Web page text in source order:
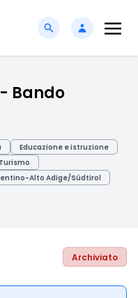
Bando
Educazione e istruzione
Turismo
Alto Adige/Südtirol
Archiviato